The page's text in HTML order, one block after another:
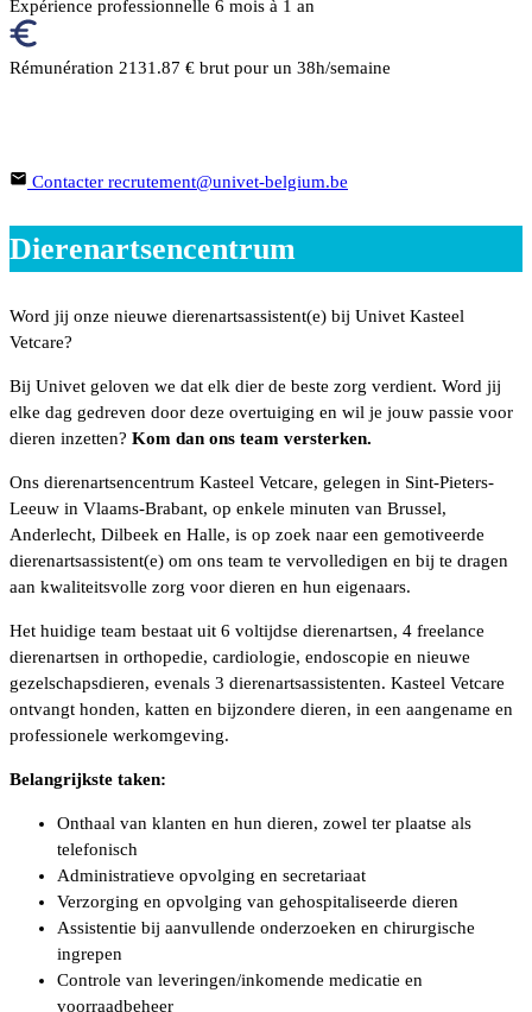
Expérience professionnelle 6 mois à 1 an
Rémunération 2131.87 € brut pour un 38h/semaine
Contacter recrutement@univet-belgium.be
Dierenartsencentrum
Word jij onze nieuwe dierenartsassistent(e) bij Univet Kasteel
Vetcare?
Bij Univet geloven we dat elk dier de beste zorg verdient. Word jij
elke dag gedreven door deze overtuiging en wil je jouw passie voor
dieren inzetten? Kom dan ons team versterken.
Ons dierenartsencentrum Kasteel Vetcare, gelegen in Sint-Pieters-
Leeuw in Vlaams-Brabant, op enkele minuten van Brussel,
Anderlecht, Dilbeek en Halle, is op zoek naar een gemotiveerde
dierenartsassistent(e) om ons team te vervolledigen en bij te dragen
aan kwaliteitsvolle zorg voor dieren en hun eigenaars.
Het huidige team bestaat uit 6 voltijdse dierenartsen, 4 freelance
dierenartsen in orthopedie, cardiologie, endoscopie en nieuwe
gezelschapsdieren, evenals 3 dierenartsassistenten. Kasteel Vetcare
ontvangt honden, katten en bijzondere dieren, in een aangename en
professionele werkomgeving.
Belangrijkste taken:
Onthaal van klanten en hun dieren, zowel ter plaatse als
telefonisch
Administratieve opvolging en secretariaat
Verzorging en opvolging van gehospitaliseerde dieren
Assistentie bij aanvullende onderzoeken en chirurgische
ingrepen
Controle van leveringen/inkomende medicatie en
voorraadbeheer